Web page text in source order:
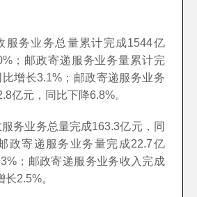
务业务总量累计完成1544亿
；邮政寄递服务业务量累计完
增长3.1%；邮政寄递服务业务
亿元，同比下降6.8%。
业务总量完成163.3亿元，同
政寄递服务业务量完成22.7亿
；邮政寄递服务业务收入完成
2.5%。